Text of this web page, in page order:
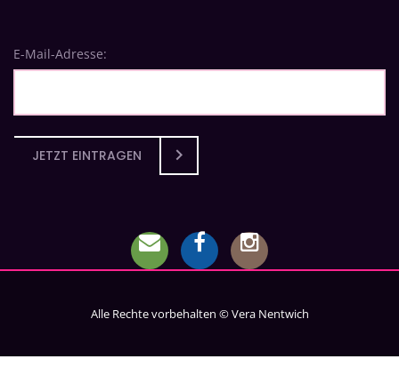
E-Mail-Adresse:
JETZT EINTRAGEN
Alle Rechte vorbehalten © Vera Nentwich